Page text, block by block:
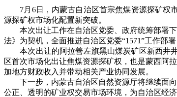
7月6日，内蒙古自治区首宗焦煤资源探矿权市
源探矿权市场化配置新突破。
本次出让工作在自治区党委、政府统筹部署下
法》为契机，全面推进自治区党委“1571”工作部
本次出让的阿拉善左旗黑山煤炭矿区新西井井
区首次市场化出让焦煤资源探矿权，也是蒙西阿
加地方财政收入并带动相关产业协同发展。
下一步，内蒙古自治区自然资源厅将继续面向
公正、透明的矿业权交易市场环境，为自治区经